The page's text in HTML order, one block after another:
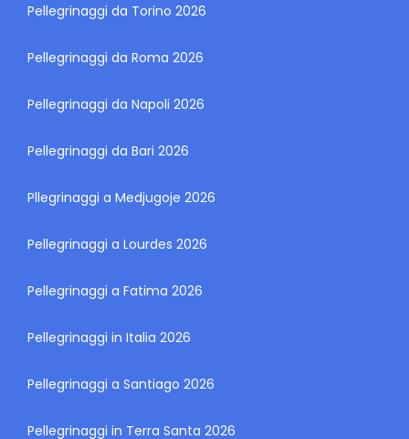
Pellegrinaggi da Torino 2026
Pellegrinaggi da Roma 2026
Pellegrinaggi da Napoli 2026
Pellegrinaggi da Bari 2026
Pllegrinaggi a Medjugoje 2026
Pellegrinaggi a Lourdes 2026
Pellegrinaggi a Fatima 2026
Pellegrinaggi in Italia 2026
Pellegrinaggi a Santiago 2026
Pellegrinaggi in Terra Santa 2026